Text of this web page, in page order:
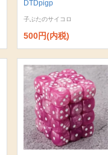
DTDpigp
子ぶたのサイコロ
500円(内税)